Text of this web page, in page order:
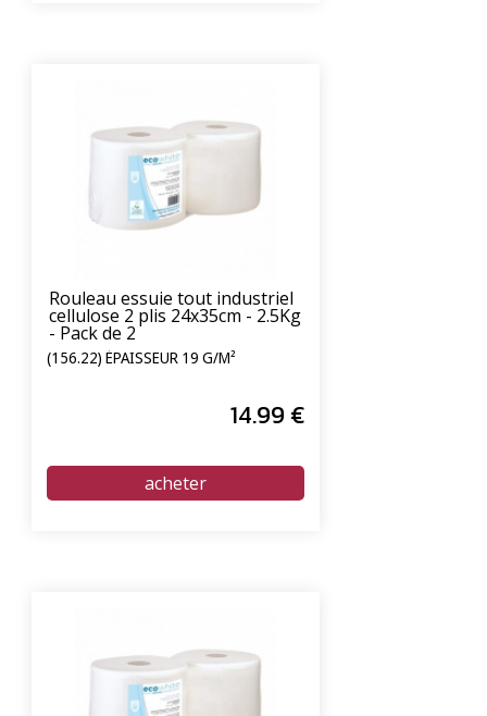
Rouleau essuie tout industriel
cellulose 2 plis 24x35cm - 2.5Kg
- Pack de 2
(156.22) ÉPAISSEUR 19 G/M²
14.99 €